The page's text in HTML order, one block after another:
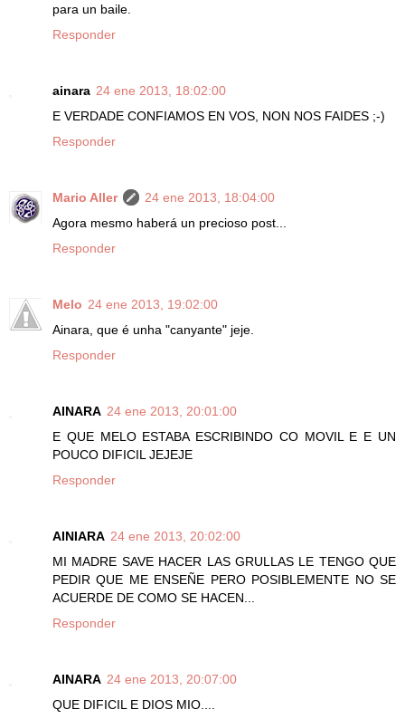
para un baile.
Responder
ainara 24 ene 2013, 18:02:00
E VERDADE CONFIAMOS EN VOS, NON NOS FAIDES ;-)
Responder
Mario Aller
24 ene 2013, 18:04:00
Agora mesmo haberá un precioso post...
Responder
Melo 24 ene 2013, 19:02:00
Ainara, que é unha "canyante" jeje.
Responder
AINARA 24 ene 2013, 20:01:00
E QUE MELO ESTABA ESCRIBINDO CO MOVIL E E UN
POUCO DIFICIL JEJEJE
Responder
AINIARA 24 ene 2013, 20:02:00
MI MADRE SAVE HACER LAS GRULLAS LE TENGO QUE
PEDIR QUE ME ENSEÑE PERO POSIBLEMENTE NO SE
ACUERDE DE COMO SE HACEN...
Responder
AINARA 24 ene 2013, 20:07:00
QUE DIFICIL E DIOS MIO....